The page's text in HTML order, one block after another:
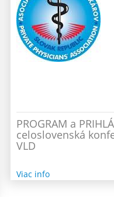
PROGRAM a
celoslovenská
VLD
Viac info